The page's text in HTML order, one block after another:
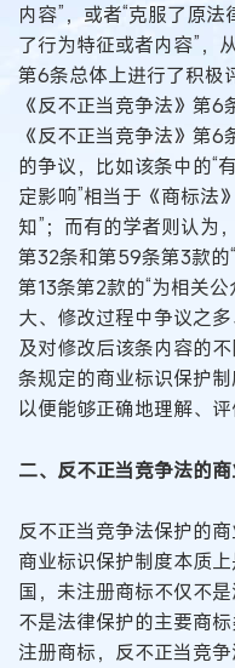
内容”，或者“克服了原
了行为特征或者内容”，
第6条总体上进行了积极
《反不正当竞争法》第6
《反不正当竞争法》第
的争议，比如该条中的“
定影响”相当于《商标法
知”；而有的学者则认为
第32条和第59条第3款的
第13条第2款的“为相关
大、修改过程中争议之
及对修改后该条内容的
条规定的商业标识保护
以便能够正确地理解、评
二、反不正当竞争法的
反不正当竞争法保护的
商业标识保护制度本质
国，未注册商标不仅不
不是法律保护的主要商
注册商标，反不正当竞